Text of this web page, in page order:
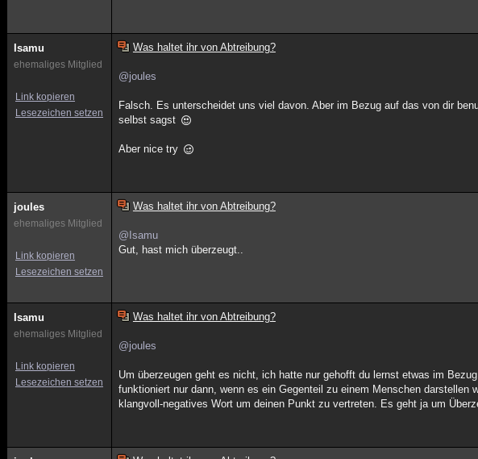
Isamu
ehemaliges Mitglied
Link kopieren
Lesezeichen setzen
Was haltet ihr von Abtreibung?
@joules
Falsch. Es unterscheidet uns viel davon. Aber im Bezug auf das von dir
selbst sagst
Aber nice try
joules
ehemaliges Mitglied
Link kopieren
Lesezeichen setzen
Was haltet ihr von Abtreibung?
@Isamu
Gut, hast mich überzeugt..
Isamu
ehemaliges Mitglied
Link kopieren
Lesezeichen setzen
Was haltet ihr von Abtreibung?
@joules
Um überzeugen geht es nicht, ich hatte nur gehofft du lernst etwas im
funktioniert nur dann, wenn es ein Gegenteil zu einem Menschen
klangvoll-negatives Wort um deinen Punkt zu vertreten. Es geht ja um